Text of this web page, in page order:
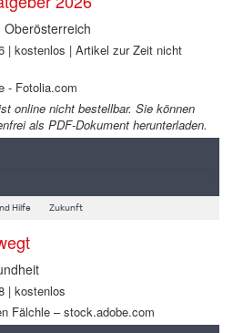
| kostenlos | Artikel zur Zeit nicht
- Fotolia.com
online nicht bestellbar. Sie können
als PDF-Dokument herunterladen.
Hilfe Zukunft
| kostenlos
Fälchle – stock.adobe.com